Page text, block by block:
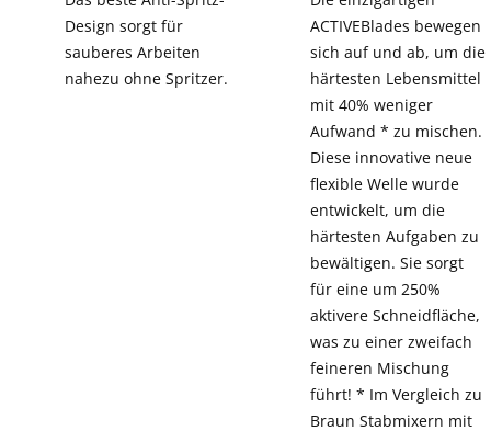
Design sorgt für
sauberes Arbeiten
nahezu ohne Spritzer.
ACTIVEBlades bewegen
sich auf und ab, um die
härtesten Lebensmittel
mit 40% weniger
Aufwand * zu mischen.
Diese innovative neue
flexible Welle wurde
entwickelt, um die
härtesten Aufgaben zu
bewältigen. Sie sorgt
für eine um 250%
aktivere Schneidfläche,
was zu einer zweifach
feineren Mischung
führt! * Im Vergleich zu
Braun Stabmixern mit